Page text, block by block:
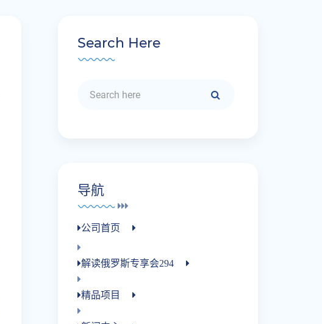
Search Here
导航
公司首页
解读俄罗斯专享会294
精品项目